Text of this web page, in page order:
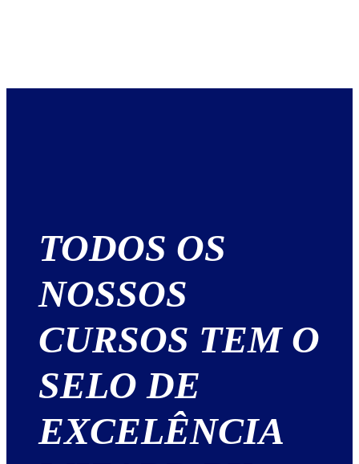
TODOS OS
NOSSOS
CURSOS TEM O
SELO DE
EXCELÊNCIA